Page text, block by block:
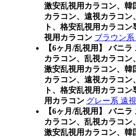
激安乱視用カラコン、韓
カラコン、遠視カラコン
ト、格安乱視用カラコ
視用カラコン ブラウン
【6ヶ月/乱視用】 バニ
カラコン、乱視カラコン
激安乱視用カラコン、韓
カラコン、遠視カラコン
ト、格安乱視用カラコ
用カラコン グレー系 遠
【6ヶ月/乱視用】 バニ
カラコン、乱視カラコン
激安乱視用カラコン、韓